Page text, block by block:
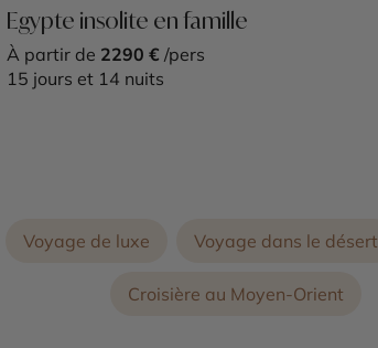
Egypte insolite en famille
À partir de 2290 € /pers
15 jours et 14 nuits
Voyage de luxe Voyage dans le désert
Croisière au Moyen-Orient